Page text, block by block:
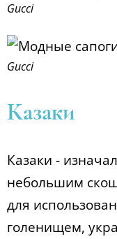
Gucci
Gucci
Казаки
Казаки -
небольшим
для
голенищем,